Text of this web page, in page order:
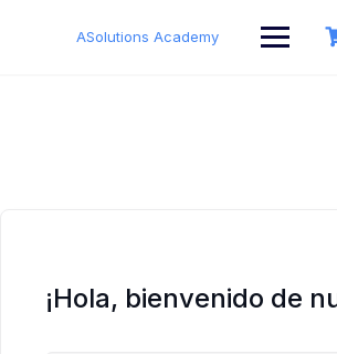
ASolutions Academy
¡Hola, bienvenido de